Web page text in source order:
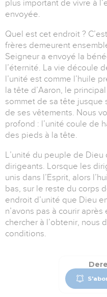
plus important de vivre à
envoyée.
Quel est cet endroit ?
frères demeurent
Seigneur a envoyé la
l’éternité. La vie découle
l’unité est comme l’huile
la tête d’Aaron, le
sommet de sa tête jusque
de ses vêtements. Nous
profond : l’unité coule de
des pieds à la tête.
L’unité du peuple de Dieu
dirigeants. Lorsque les
unis dans l’Esprit, alors
bas, sur le reste du corps
endroit d’unité que Dieu
n’avons pas à courir après
chercher à l’obtenir, nous
conditions.